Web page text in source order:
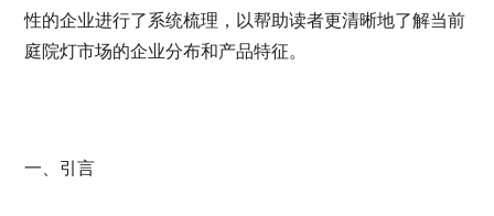
性的企业进行了系统梳理，以帮助读者更清晰地了解当前
庭院灯市场的企业分布和产品特征。
一、引言